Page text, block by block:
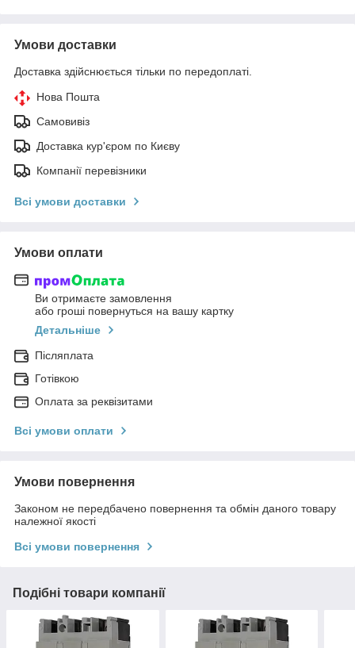
Умови доставки
Доставка здійснюється тільки по передоплаті.
Нова Пошта
Самовивіз
Доставка кур'єром по Києву
Компанії перевізники
Всі умови доставки
Умови оплати
Ви отримаєте замовлення
або гроші повернуться на вашу картку
Детальніше
Післяплата
Готівкою
Оплата за реквізитами
Всі умови оплати
Умови повернення
Законом не передбачено повернення та обмін даного товару
належної якості
Всі умови повернення
Подібні товари компанії